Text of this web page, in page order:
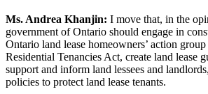
Ms. Andrea Khanjin: I move that, in the
government of Ontario should engage in
Ontario land lease homeowners’ action
Residential Tenancies Act, create land lease
support and inform land lessees and
policies to protect land lease tenants.